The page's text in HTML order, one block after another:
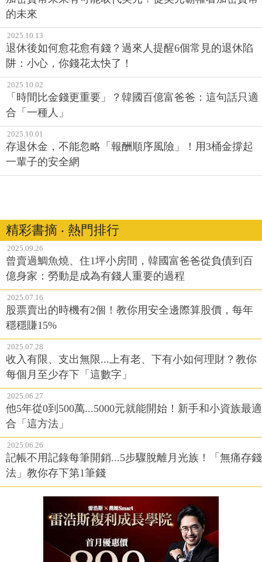
的未來
2025.10.13
退休後如何愈花愈有錢？過來人提醒6個常見的退休陷
阱：小心，你錢花太快了！
2025.10.02
「時間比金錢更重要」？韓國百億富爸爸：這句話只適
合「一種人」
2025.10.01
存退休金，不能忽略「報酬順序風險」！用3桶金撐起
一輩子的安全網
精彩書摘 ‧ 熱門排行
2025.09.26
曾賣過鯛魚燒、住1坪小房間，韓國富爸爸從負債到百
億身家：勞動是成為有錢人重要的過程
2025.07.16
股票賣出的時機有2個！教你用安全邊際算股價，每年
穩穩賺15%
2025.07.28
收入有限、支出無限...上有老、下有小如何理財？教你
每個月至少存下「這數字」
2025.06.27
他5年從0到500萬...5000元就能開始！新手和小資族最適
合「這方法」
2025.06.26
記帳不用記錄每筆開銷...5步驟脫離月光族！「無痛存錢
法」教你存下第1筆錢